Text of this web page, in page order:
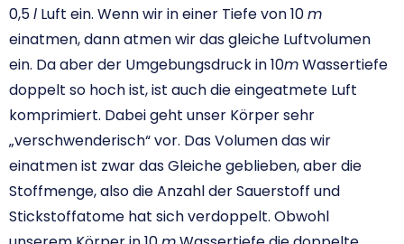
0,5l Luft ein. Wenn wir in einer Tiefe von 10m
einatmen, dann atmen wir das gleiche Luftvolumen
ein. Da aber der Umgebungsdruck in 10mWassertiefe
doppelt so hoch ist, ist auch die eingeatmete Luft
komprimiert. Dabei geht unser Körper sehr
„verschwenderisch“ vor. Das Volumen das wir
einatmen ist zwar das Gleiche geblieben, aber die
Stoffmenge, also die Anzahl der Sauerstoff und
Stickstoffatome hat sich verdoppelt. Obwohl